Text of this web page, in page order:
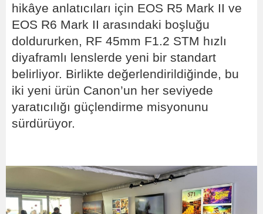
hikâye anlatıcıları için EOS R5 Mark II ve
EOS R6 Mark II arasındaki boşluğu
doldururken, RF 45mm F1.2 STM hızlı
diyaframlı lenslerde yeni bir standart
belirliyor. Birlikte değerlendirildiğinde, bu
iki yeni ürün Canon’un her seviyede
yaratıcılığı güçlendirme misyonunu
sürdürüyor.